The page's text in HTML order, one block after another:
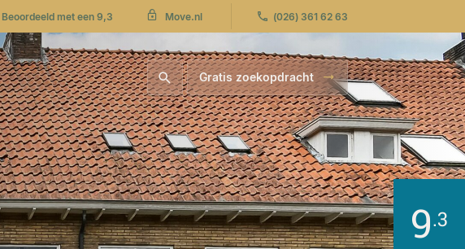
Beoordeeld met een 9,3 Move.nl (026) 361 62 63
Gratis zoekopdracht
9.3